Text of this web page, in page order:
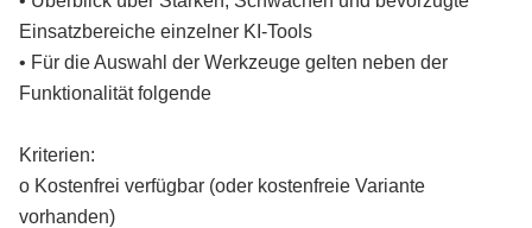
Einsatzbereiche einzelner KI-Tools
• Für die Auswahl der Werkzeuge gelten neben der
Funktionalität folgende
Kriterien:
o Kostenfrei verfügbar (oder kostenfreie Variante
vorhanden)